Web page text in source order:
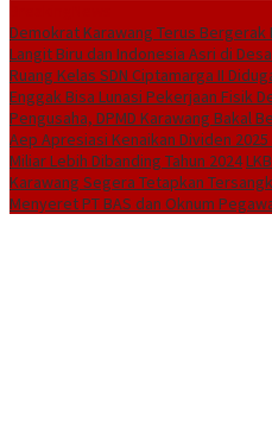
Demokrat Karawang Terus Bergerak
Langit Biru dan Indonesia Asri di
Ruang Kelas SDN Ciptamarga II
Enggak Bisa Lunasi Pekerjaan Fisik
Pengusaha, DPMD Karawang Bakal
Aep Apresiasi Kenaikan Dividen
Miliar Lebih Dibanding Tahun 2024
Karawang Segera Tetapkan
Menyeret PT BAS dan Oknum